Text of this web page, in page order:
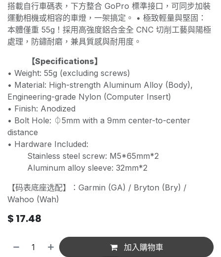
搭載自行車碼表，下方整合 GoPro 標準接口，可同步加裝
運動相機或相容的車燈，一架搞定。 • 極致輕量與堅固：
本體僅重 55g！採用高強度鋁合金全 CNC 切削工藝與陽極
處理，防鏽耐磨，兼具質感與耐用度。
【Specifications】
• Weight: 55g (excluding screws)
• Material: High-strength Aluminum Alloy (Body),
Engineering-grade Nylon (Computer Insert)
• Finish: Anodized
• Bolt Hole: ⏀5mm with a 9mm center-to-center
distance
• Hardware Included:
​Stainless steel screw: M5*65mm*2
​Aluminum alloy sleeve: 32mm*2
【码表底座选配】：Garmin (GA) / Bryton (Bry) /
Wahoo (Wah)
$ 17.48
加入購物車